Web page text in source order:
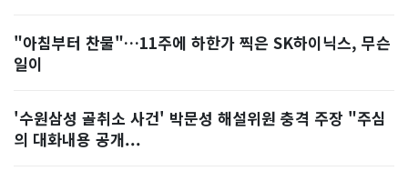
"아침부터 찬물"…11주에 하한가 찍은 SK하이닉스, 무슨
일이
'수원삼성 골취소 사건' 박문성 해설위원 충격 주장 "주심
의 대화내용 공개...